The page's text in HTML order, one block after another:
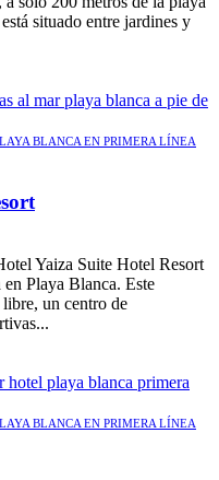
situado entre jardines y
BLANCA EN PRIMERA LÍNEA
Yaiza Suite Hotel Resort
Playa Blanca. Este
un centro de
BLANCA EN PRIMERA LÍNEA